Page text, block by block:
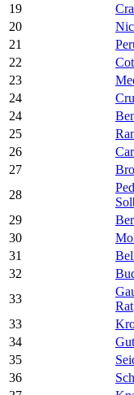
19
20
21
22
23
24
24
25
26
27
28
29
30
31
32
33
Rat
33
34
35
36